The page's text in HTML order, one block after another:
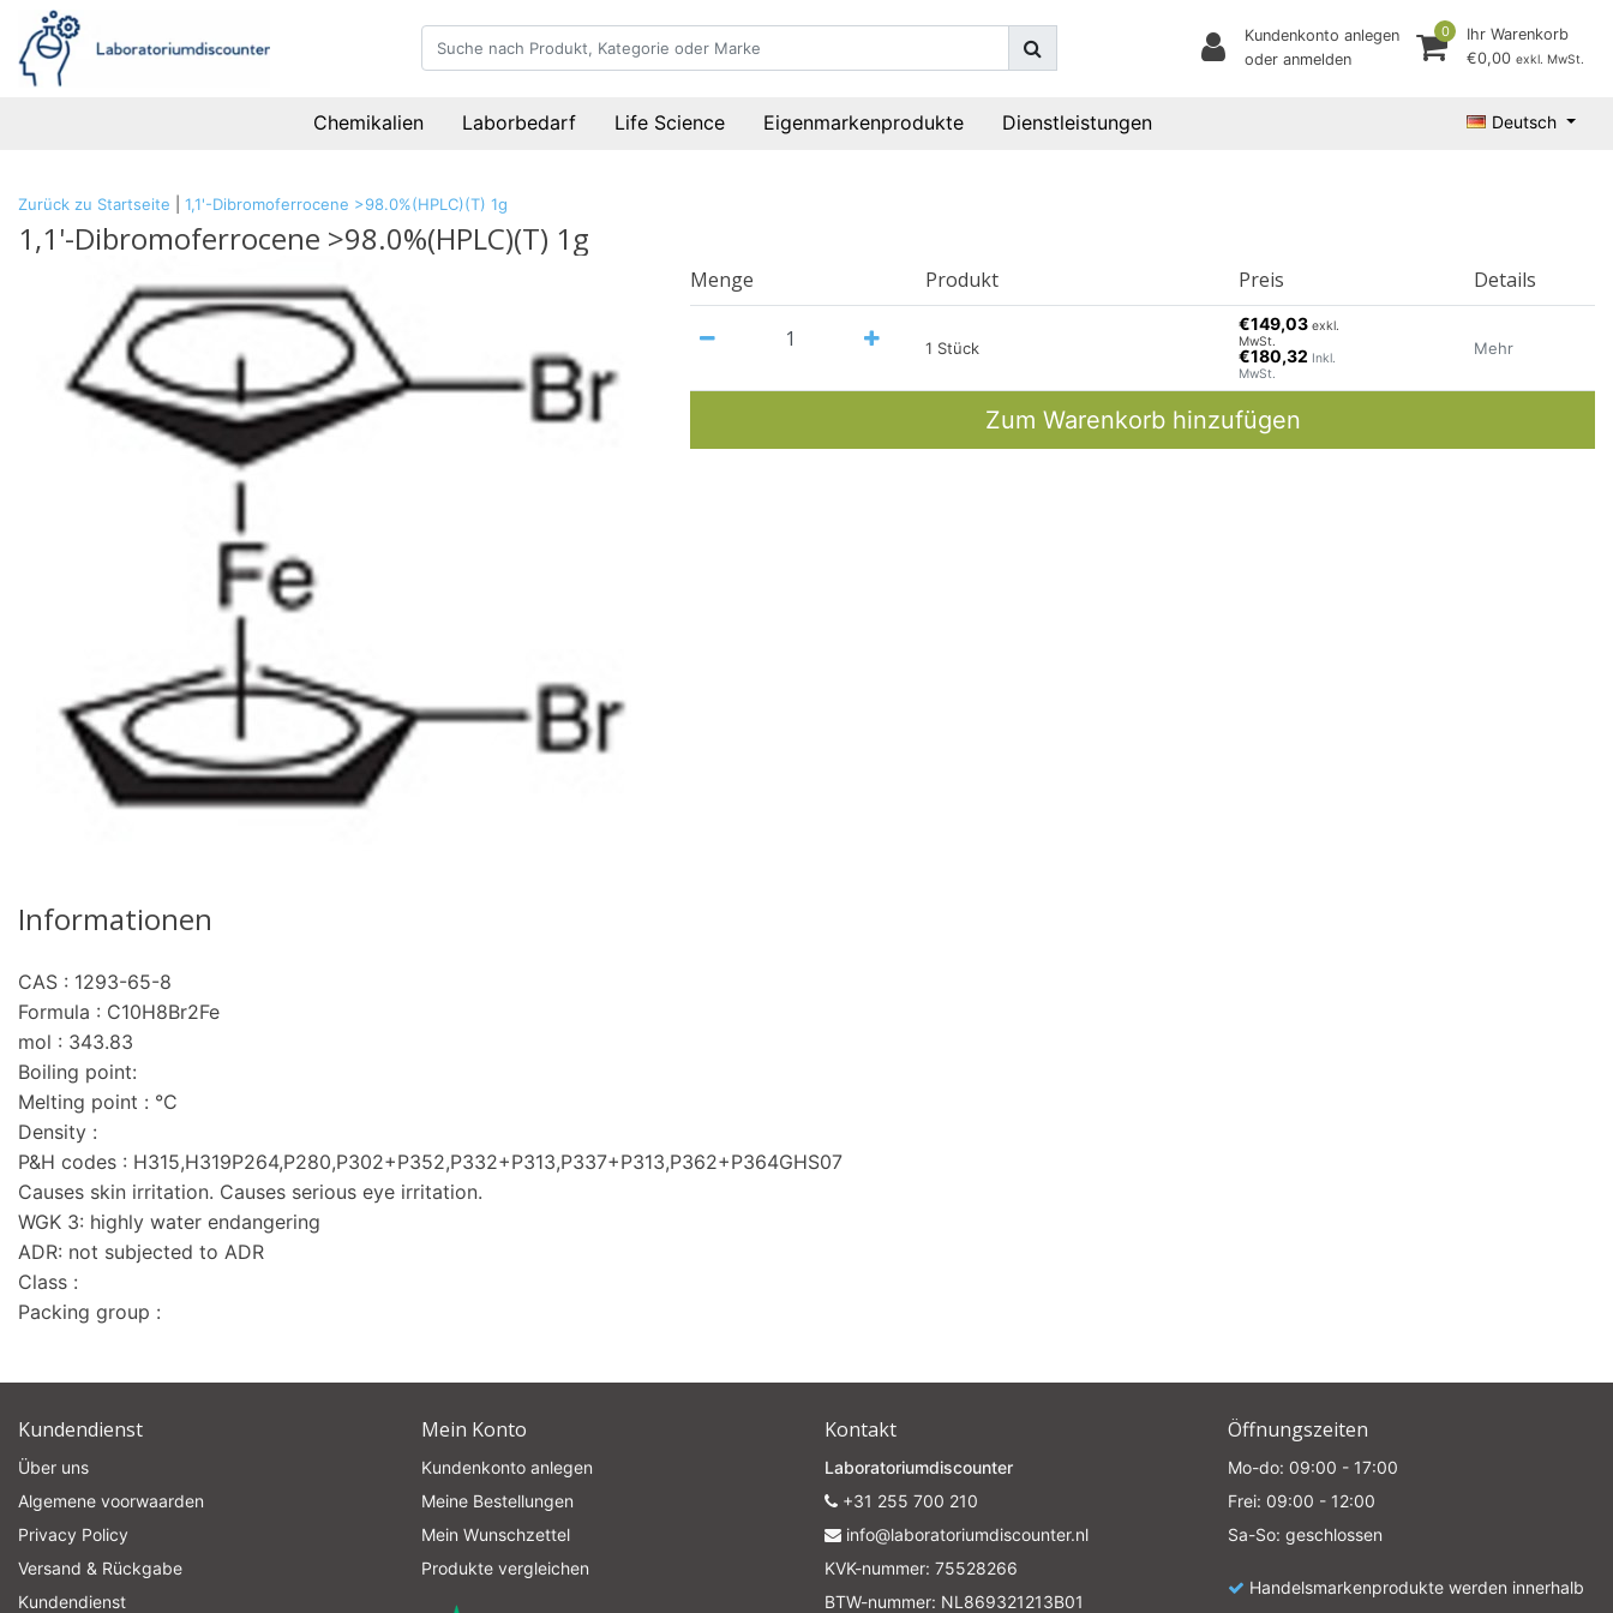
Kundenkonto anlegen
oder anmelden
0
Ihr Warenkorb
€0,00 exkl. MwSt.
Chemikalien Laborbedarf Life Science Eigenmarkenprodukte Dienstleistungen Deutsch
Zurück zu Startseite 1,1'-Dibromoferrocene >98.0%(HPLC)(T) 1g
1,1'-Dibromoferrocene >98.0%(HPLC)(T) 1g
Menge Produkt Preis Details
1 Stück
€149,03exkl.
MwSt.
€180,32 Inkl.
MwSt.
Mehr
Zum Warenkorb hinzufügen
Informationen
CAS : 1293-65-8
Formula : C10H8Br2Fe
mol : 343.83
Boiling point:
Melting point : °C
Density :
P&H codes : H315,H319P264,P280,P302+P352,P332+P313,P337+P313,P362+P364GHS07
Causes skin irritation. Causes serious eye irritation.
WGK 3: highly water endangering
ADR: not subjected to ADR
Class :
Packing group :
Kundendienst
Über uns
Algemene voorwaarden
Privacy Policy
Versand & Rückgabe
Kundendienst
Mein Konto
Kundenkonto anlegen
Meine Bestellungen
Mein Wunschzettel
Produkte vergleichen
Kontakt
Laboratoriumdiscounter
+31 255 700 210
info@laboratoriumdiscounter.nl
KVK-nummer: 75528266
BTW-nummer: NL869321213B01
Öffnungszeiten
Mo-do: 09:00 - 17:00
Frei: 09:00 - 12:00
Sa-So: geschlossen
Handelsmarkenprodukte werden innerhalb